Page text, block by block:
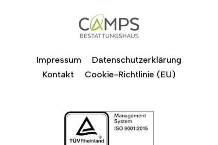
Impressum
Datenschutzerklärung
Kontakt
Cookie-Richtlinie (EU)